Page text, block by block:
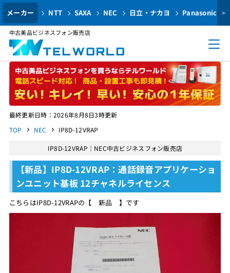
メーカー NTT SAXA NEC 日立・ナカヨ Panasonic >
中古美品ビジネスフォン販売店
最終更新日時：2026年8月8日3時更新
TOP
NEC IP8D-12VRAP
IP8D-12VRAP｜NEC中古ビジネスフォン販売店
【新品】IP8D-12VRAP：通話録音アプリケーショ
ンユニット基板 12チャネルライセンス
こちらはIP8D-12VRAPの【 新品 】です